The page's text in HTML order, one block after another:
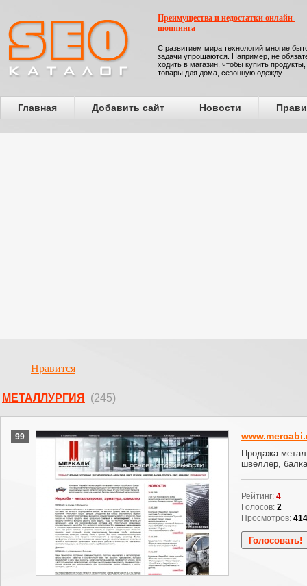
Преимущества и недостатки онлайн-
шоппинга
С развитием мира технологий многие
задачи упрощаются. Например, не
ходить в магазин, чтобы купить продукты,
товары для дома, сезонную одежду
Главная Добавить сайт Новости
Нравится
МЕТАЛЛУРГИЯ (245)
99
Продажа
швеллер,
Рейтинг: 4
Голосов: 2
Просмотров: